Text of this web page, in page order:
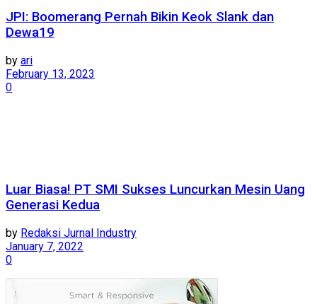
JPI: Boomerang Pernah Bikin Keok Slank dan
Dewa19
by ari
February 13, 2023
0
Luar Biasa! PT SMI Sukses Luncurkan Mesin Uang
Generasi Kedua
by Redaksi Jurnal Industry
January 7, 2022
0